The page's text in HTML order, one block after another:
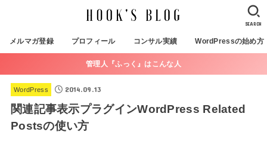
メルマガ登録 プロフィール コンサル実績 WordPressの始め方
SEARCH
管理人『ふっく』はこんな人
WordPress 2014.09.13
関連記事表示プラグインWordPress Related
Postsの使い方